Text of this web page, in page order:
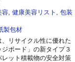
容 健康美容リスト
包装
製包材
リサイクル性に優れた
ボード」の新タイプ３
ット積載物の安全対策